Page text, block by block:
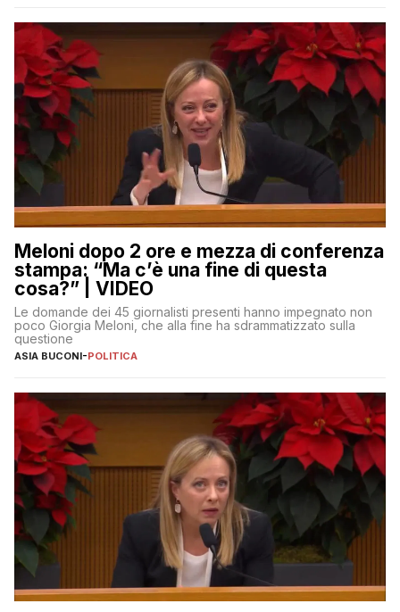
Meloni dopo 2 ore e mezza di conferenza
stampa: “Ma c’è una fine di questa
cosa?” | VIDEO
Le domande dei 45 giornalisti presenti hanno impegnato non
poco Giorgia Meloni, che alla fine ha sdrammatizzato sulla
questione
ASIA BUCONI-POLITICA